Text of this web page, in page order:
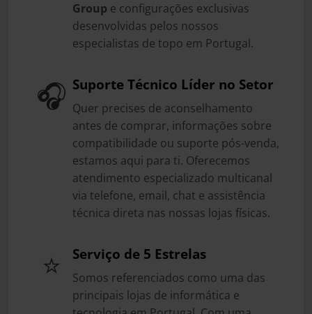
Group e configurações exclusivas
desenvolvidas pelos nossos
especialistas de topo em Portugal.
🎧 Suporte Técnico Líder no Setor
Quer precises de aconselhamento
antes de comprar, informações sobre
compatibilidade ou suporte pós-venda,
estamos aqui para ti. Oferecemos
atendimento especializado multicanal
via telefone, email, chat e assistência
técnica direta nas nossas lojas físicas.
⭐ Serviço de 5 Estrelas
Somos referenciados como uma das
principais lojas de informática e